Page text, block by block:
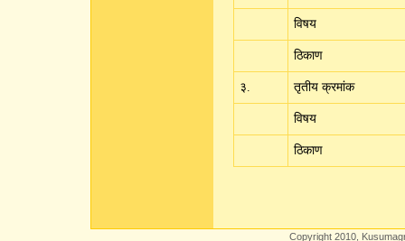
विषय
ठिकाण
३. तृतीय क्रमांक
विषय
ठिकाण
Copyright 2010,